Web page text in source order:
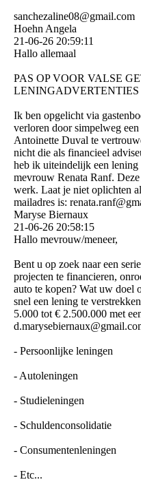
sanchezaline08@­gmail.­com
Hoehn Angela
21-06-26 20:59:11
Hallo allemaal
PAS OP VOOR VALSE
LENINGADVERTENTIES
Ik ben opgelicht via
verloren door simpelweg
Antoinette Duval te
nicht die als financieel
heb ik uiteindelijk een
mevrouw Renata Ranf.
werk. Laat je niet oplichten
mailadres is:
Maryse Biernaux
21-06-26 20:58:15
Hallo mevrouw/meneer,
Bent u op zoek naar een
projecten te financieren,
auto te kopen? Wat uw doel
snel een lening te
5.000 tot € 2.500.000 met
- Persoonlijke leningen
- Autoleningen
- Studieleningen
- Schuldenconsolidatie
- Consumentenleningen
- Etc...